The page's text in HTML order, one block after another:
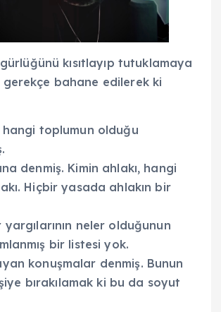
kısıtlayıp tutuklamaya
bahane edilerek ki
hangi toplumun olduğu
denmiş. Kimin ahlakı, hangi
Hiçbir yasada ahlakın bir
neler olduğunun
bir listesi yok.
konuşmalar denmiş. Bunun
bırakılamak ki bu da soyut